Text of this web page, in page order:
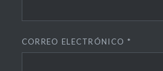
CORREO ELECTRÓNICO *